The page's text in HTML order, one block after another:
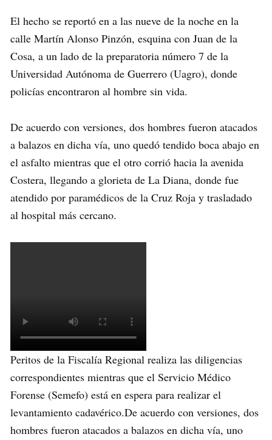
El hecho se reportó en a las nueve de la noche en la
calle Martín Alonso Pinzón, esquina con Juan de la
Cosa, a un lado de la preparatoria número 7 de la
Universidad Autónoma de Guerrero (Uagro), donde
policías encontraron al hombre sin vida.
De acuerdo con versiones, dos hombres fueron atacados
a balazos en dicha vía, uno quedó tendido boca abajo en
el asfalto mientras que el otro corrió hacia la avenida
Costera, llegando a glorieta de La Diana, donde fue
atendido por paramédicos de la Cruz Roja y trasladado
al hospital más cercano.
Peritos de la Fiscalía Regional realiza las diligencias
correspondientes mientras que el Servicio Médico
Forense (Semefo) está en espera para realizar el
levantamiento cadavérico.De acuerdo con versiones, dos
hombres fueron atacados a balazos en dicha vía, uno